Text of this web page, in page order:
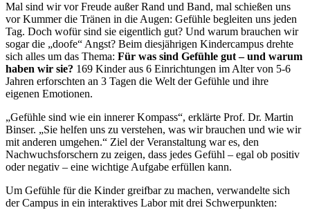
Mal sind wir vor Freude außer Rand und Band, mal schießen uns
vor Kummer die Tränen in die Augen: Gefühle begleiten uns jeden
Tag. Doch wofür sind sie eigentlich gut? Und warum brauchen wir
sogar die „doofe“ Angst? Beim diesjährigen Kindercampus drehte
sich alles um das Thema: Für was sind Gefühle gut – und warum
haben wir sie? 169 Kinder aus 6 Einrichtungen im Alter von 5-6
Jahren erforschten an 3 Tagen die Welt der Gefühle und ihre
eigenen Emotionen.
„Gefühle sind wie ein innerer Kompass“, erklärte Prof. Dr. Martin
Binser. „Sie helfen uns zu verstehen, was wir brauchen und wie wir
mit anderen umgehen.“ Ziel der Veranstaltung war es, den
Nachwuchsforschern zu zeigen, dass jedes Gefühl – egal ob positiv
oder negativ – eine wichtige Aufgabe erfüllen kann.
Um Gefühle für die Kinder greifbar zu machen, verwandelte sich
der Campus in ein interaktives Labor mit drei Schwerpunkten: